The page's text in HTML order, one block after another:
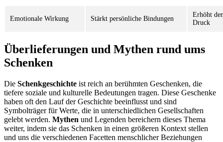
Emotionale Wirkung Stärkt persönliche Bindungen
Erhöht
Druck
Überlieferungen und Mythen rund ums
Schenken
Die Schenkgeschichte ist reich an berühmten Geschenken, die
tiefere soziale und kulturelle Bedeutungen tragen. Diese Geschenke
haben oft den Lauf der Geschichte beeinflusst und sind
Symbolträger für Werte, die in unterschiedlichen Gesellschaften
gelebt werden. Mythen und Legenden bereichern dieses Thema
weiter, indem sie das Schenken in einen größeren Kontext stellen
und uns die verschiedenen Facetten menschlicher Beziehungen